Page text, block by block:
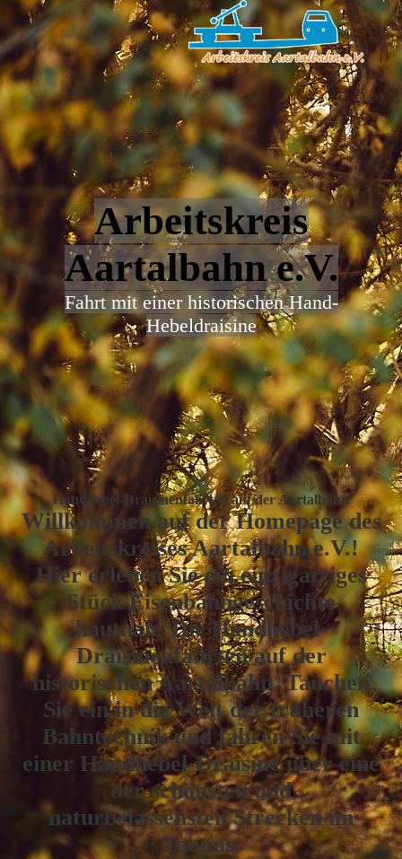
Arbeitskreis
Aartalbahn e.V.
Fahrt mit einer historischen Hand-
Hebeldraisine
Handhebel-Draisinenfahrten auf der Aartalbahn
Willkommen auf der Homepage des
Arbeitskreises Aartalbahn e.V.!
Hier erleben Sie ein einzigartiges
Stück Eisenbahngeschichte
hautnah: Die Handhebel-
Draisinenfahrten auf der
historischen Aartalbahn. Tauchen
Sie ein in die Welt der früheren
Bahntechnik und fahren Sie mit
einer Handhebel-Draisine über eine
der schönsten und
naturbelassensten Strecken im
Taunus.